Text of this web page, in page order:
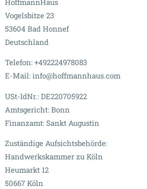
HoffmannHaus
Vogelsbitze 23
53604 Bad Honnef
Deutschland
Telefon: +492224978083
E-Mail: info@hoffmannhaus.com
USt-IdNr.: DE220705922
Amtsgericht: Bonn
Finanzamt: Sankt Augustin
Zuständige Aufsichtsbehörde:
Handwerkskammer zu Köln
Heumarkt 12
50667 Köln